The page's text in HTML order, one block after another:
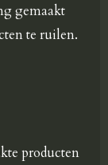
gemaakt
te ruilen.
producten